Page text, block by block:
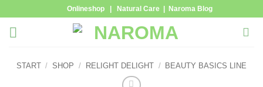
springen
Onlineshop| Natural Care | Naroma Blog
START / SHOP / RELIGHT DELIGHT / BEAUTY BASICS LINE